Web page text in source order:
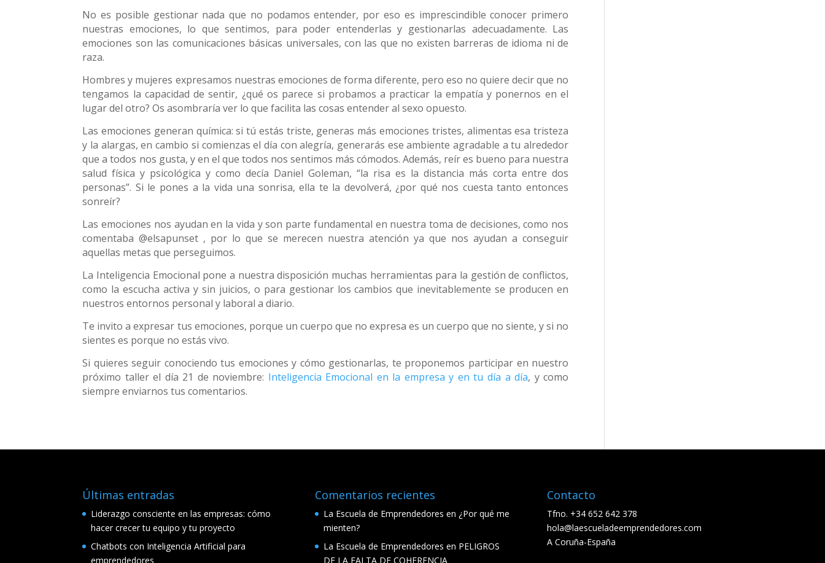
No es posible gestionar nada que no podamos entender, por eso es imprescindible conocer primero
nuestras emociones, lo que sentimos, para poder entenderlas y gestionarlas adecuadamente. Las
emociones son las comunicaciones básicas universales, con las que no existen barreras de idioma ni de
raza.
Hombres y mujeres expresamos nuestras emociones de forma diferente, pero eso no quiere decir que no
tengamos la capacidad de sentir, ¿qué os parece si probamos a practicar la empatía y ponernos en el
lugar del otro? Os asombraría ver lo que facilita las cosas entender al sexo opuesto.
Las emociones generan química: si tú estás triste, generas más emociones tristes, alimentas esa tristeza
y la alargas, en cambio si comienzas el día con alegría, generarás ese ambiente agradable a tu alrededor
que a todos nos gusta, y en el que todos nos sentimos más cómodos. Además, reír es bueno para nuestra
salud física y psicológica y como decía Daniel Goleman, “la risa es la distancia más corta entre dos
personas”. Si le pones a la vida una sonrisa, ella te la devolverá, ¿por qué nos cuesta tanto entonces
sonreír?
Las emociones nos ayudan en la vida y son parte fundamental en nuestra toma de decisiones, como nos
comentaba @elsapunset , por lo que se merecen nuestra atención ya que nos ayudan a conseguir
aquellas metas que perseguimos.
La Inteligencia Emocional pone a nuestra disposición muchas herramientas para la gestión de conflictos,
como la escucha activa y sin juicios, o para gestionar los cambios que inevitablemente se producen en
nuestros entornos personal y laboral a diario.
Te invito a expresar tus emociones, porque un cuerpo que no expresa es un cuerpo que no siente, y si no
sientes es porque no estás vivo.
Si quieres seguir conociendo tus emociones y cómo gestionarlas, te proponemos participar en nuestro
próximo taller el día 21 de noviembre: Inteligencia Emocional en la empresa y en tu día a día, y como
siempre enviarnos tus comentarios.
Últimas entradas
Liderazgo consciente en las empresas: cómo
hacer crecer tu equipo y tu proyecto
Chatbots con Inteligencia Artificial para
emprendedores
Comentarios recientes
La Escuela de Emprendedores en ¿Por qué me
mienten?
La Escuela de Emprendedores en PELIGROS
DE LA FALTA DE COHERENCIA
Contacto
Tfno. +34 652 642 378
hola@laescueladeemprendedores.com
A Coruña-España